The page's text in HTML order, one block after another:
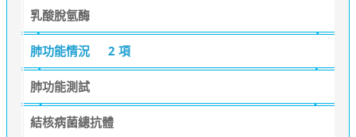
乳酸脫氫酶
肺功能情況 2 項
肺功能測試
結核病菌總抗體